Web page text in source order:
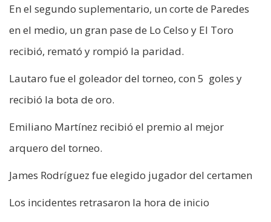
En el segundo suplementario, un corte de Paredes
en el medio, un gran pase de Lo Celso y El Toro
recibió, remató y rompió la paridad.
Lautaro fue el goleador del torneo, con 5 goles y
recibió la bota de oro.
Emiliano Martínez recibió el premio al mejor
arquero del torneo.
James Rodríguez fue elegido jugador del certamen
Los incidentes retrasaron la hora de inicio